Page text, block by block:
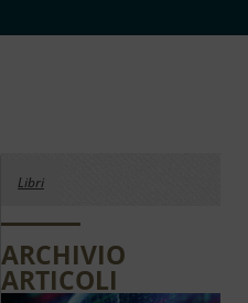
Libri
ARCHIVIO
ARTICOLI